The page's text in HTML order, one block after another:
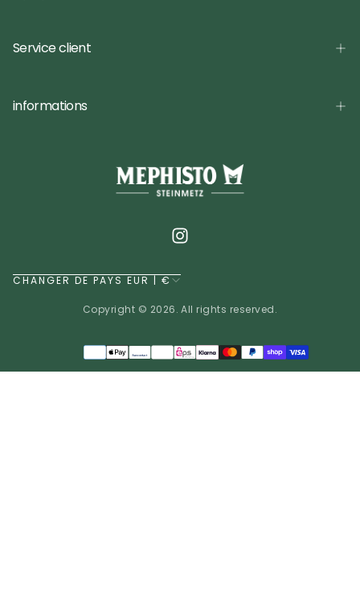
Service client
informations
CHANGER DE PAYS EUR | €
Copyright © 2026. All rights reserved.
Méthodes
de